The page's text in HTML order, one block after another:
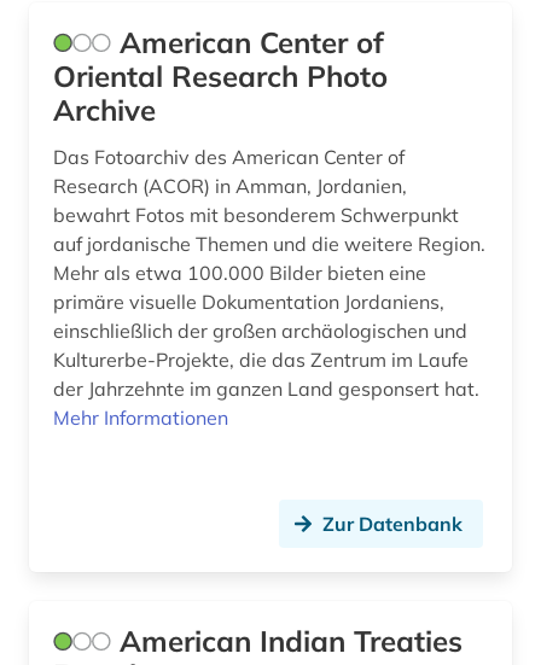
ess- und trinksitte (1)
ethnologe (1)
ethnologie (11)
ethnologischer film (1)
ethnosoziologie (1)
etudes africaines (1)
europa (2)
American Center of
Oriental Research Photo
Archive
Das Fotoarchiv des American Center of
Research (ACOR) in Amman, Jordanien,
bewahrt Fotos mit besonderem Schwerpunkt
auf jordanische Themen und die weitere Region.
Mehr als etwa 100.000 Bilder bieten eine
primäre visuelle Dokumentation Jordaniens,
einschließlich der großen archäologischen und
Kulturerbe-Projekte, die das Zentrum im Laufe
der Jahrzehnte im ganzen Land gesponsert hat.
Mehr Informationen
Zur Datenbank
American Indian Treaties